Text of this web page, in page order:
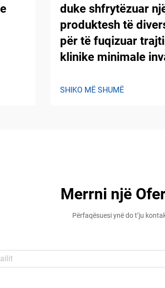
duke shfrytëzuar
produktesh të
për të fuqizuar
klinike minimale
SHIKO MË SHUMË
Merrni një
Përfaqësuesi ynë do t’ju